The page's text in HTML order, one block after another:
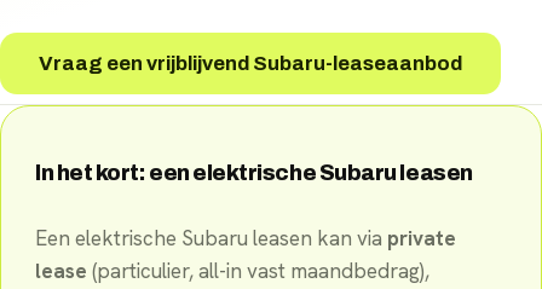
Vraag een vrijblijvend Subaru-leaseaanbod
In het kort: een elektrische Subaru leasen
Een elektrische Subaru leasen kan via private
lease (particulier, all-in vast maandbedrag),